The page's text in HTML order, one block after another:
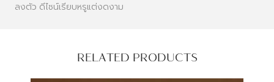
ลงตัว ดีไซน์เรียบหรูแต่งดงาม
RELATED PRODUCTS